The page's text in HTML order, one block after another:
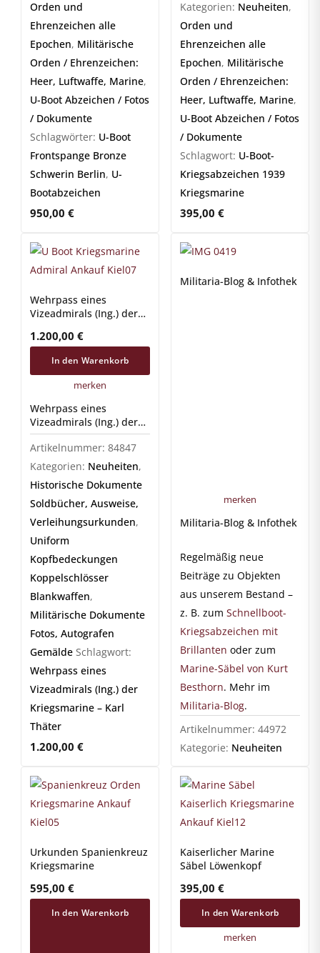
Orden und
Ehrenzeichen alle
Epochen, Militärische
Orden / Ehrenzeichen:
Heer, Luftwaffe, Marine,
U-Boot Abzeichen / Fotos
/ Dokumente
Schlagwörter: U-Boot
Frontspange Bronze
Schwerin Berlin, U-
Bootabzeichen
950,00 €
Kategorien: Neuheiten,
Orden und
Ehrenzeichen alle
Epochen, Militärische
Orden / Ehrenzeichen:
Heer, Luftwaffe, Marine,
U-Boot Abzeichen / Fotos
/ Dokumente
Schlagwort: U-Boot-
Kriegsabzeichen 1939
Kriegsmarine
395,00€
Wehrpass eines
Vizeadmirals (Ing.) der
Thäter
1.200,00 €
In den Warenkorb
merken
Wehrpass eines
Vizeadmirals (Ing.) der
Kriegsmarine – Karl
Thäter
Artikelnummer: 84847
Kategorien: Neuheiten,
Historische Dokumente
Soldbücher, Ausweise,
Verleihungsurkunden,
Uniform
Kopfbedeckungen
Koppelschlösser
Blankwaffen,
Militärische Dokumente
Fotos, Autografen
Gemälde Schlagwort:
Wehrpass eines
Vizeadmirals (Ing.) der
Kriegsmarine – Karl
Thäter
1.200,00 €
Militaria-Blog & Infothek
merken
Militaria-Blog & Infothek
Regelmäßig neue
Beiträge zu Objekten
aus unserem Bestand –
z. B. zumSchnellboot-
Kriegsabzeichen mit
Brillanten oder zum
Marine-Säbel von Kurt
Besthorn. Mehr im
Militaria-Blog.
Artikelnummer:44972
Kategorie: Neuheiten
Urkunden Spanienkreuz
Kriegsmarine
595,00 €
In den Warenkorb
Kaiserlicher Marine
Säbel Löwenkopf
395,00€
In den Warenkorb
merken